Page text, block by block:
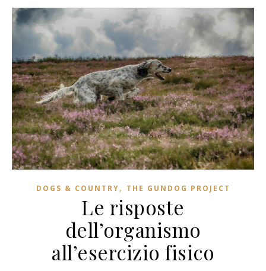
DOGS & COUNTRY, THE GUNDOG PROJECT
Le risposte
dell’organismo
all’esercizio fisico